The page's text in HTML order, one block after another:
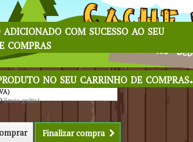
com sucesso ao seu
compras
no seu carrinho de compras.
Envio grátis!
Finalizar compra